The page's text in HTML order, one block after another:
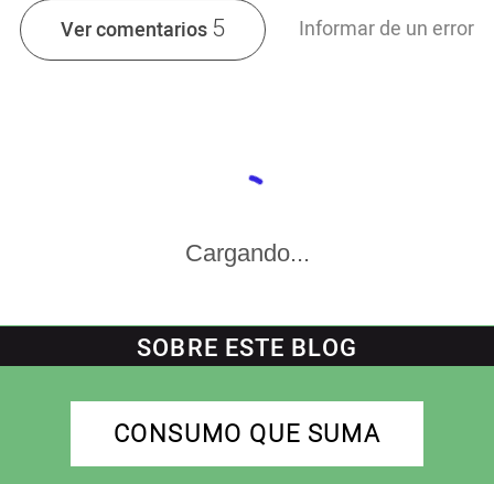
Ver comentarios 5 Informar de un error
Cargando...
SOBRE ESTE BLOG
CONSUMO QUE SUMA